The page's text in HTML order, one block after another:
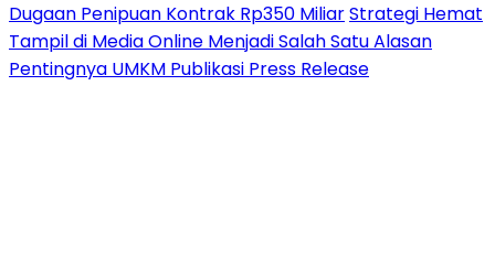
Dugaan Penipuan Kontrak Rp350 MiliarStrategi Hemat
Tampil di Media Online Menjadi Salah Satu Alasan
Pentingnya UMKM Publikasi Press Release